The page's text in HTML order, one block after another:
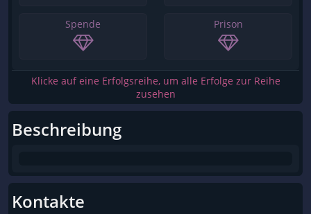
Spende Prison
Klicke auf eine Erfolgsreihe, um alle Erfolge zur Reihe
zusehen
Beschreibung
Kontakte